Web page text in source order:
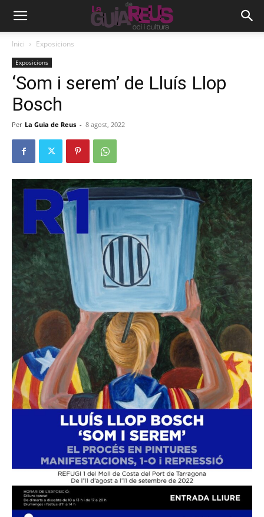
Inici Exposicions
Exposicions
‘Som i serem’ de Lluís Llop
Bosch
Per La Guia de Reus - 8 agost, 2022